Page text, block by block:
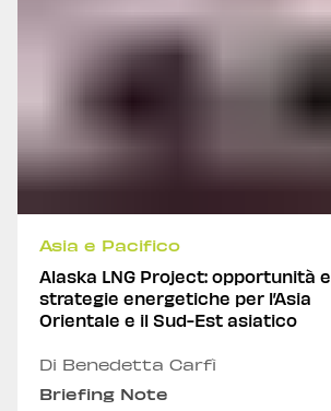
Asia e Pacifico
Alaska LNG Project: opportunità e
strategie energetiche per l’Asia
Orientale e il Sud-Est asiatico
Di Benedetta Carfì
Briefing Note